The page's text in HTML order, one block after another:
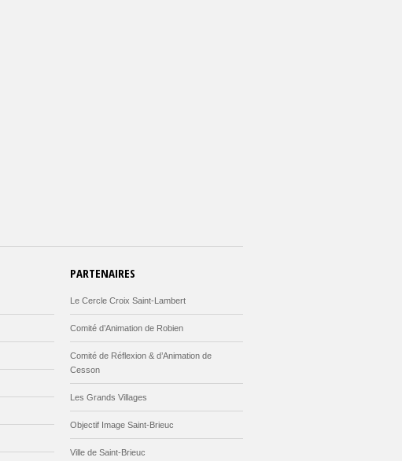
PARTENAIRES
Le Cercle Croix Saint-Lambert
Comité d’Animation de Robien
Comité de Réflexion & d’Animation de
Cesson
Les Grands Villages
Objectif Image Saint-Brieuc
Ville de Saint-Brieuc